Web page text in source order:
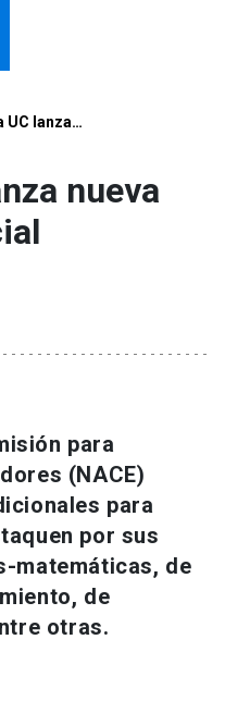
UC lanza…
nueva
para
(NACE)
para
por sus
matemáticas, de
de
otras.